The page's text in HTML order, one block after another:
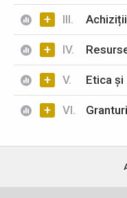
+ III.
+ IV.
+ V. Etica
+ VI.